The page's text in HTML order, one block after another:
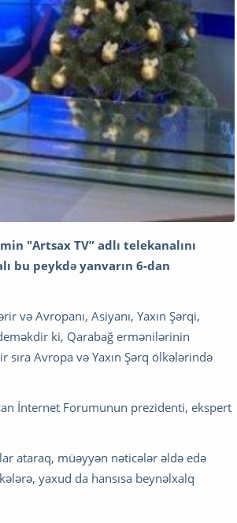
"Artsax TV” adlı telekanalını
bu peykdə yanvarın 6-dan
və Avropanı, Asiyanı, Yaxın Şərqi,
ki, Qarabağ ermənilərinin
sıra Avropa və Yaxın Şərq ölkələrində
İnternet Forumunun prezidenti, ekspert
ataraq, müəyyən nəticələr əldə edə
yaxud da hansısa beynəlxalq